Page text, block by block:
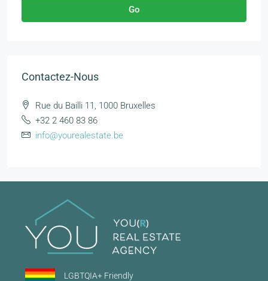
Go
Contactez-Nous
Rue du Bailli 11, 1000 Bruxelles
+32 2 460 83 86
info@yourealestate.be
LGBTQIA+ Friendly